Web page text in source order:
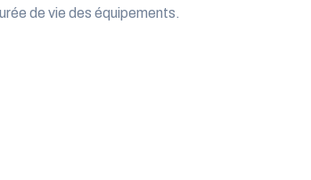
de vie des équipements.